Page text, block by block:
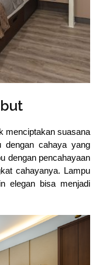
menciptakan suasana
dengan cahaya yang
dengan pencahayaan
cahayanya. Lampu
elegan bisa menjadi